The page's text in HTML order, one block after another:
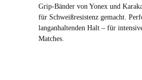
Grip-Bänder von Yonex und
für Schweißresistenz gemacht.
langanhaltenden Halt – für
Matches.